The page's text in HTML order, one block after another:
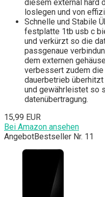
diesem external hard
loslegen und von
Schnelle und Stabile
festplatte 1tb usb c
und verkürzt so die
passgenaue
dem externen
verbessert zudem
dauerbetrieb
und gewährleistet so
datenübertragung.
15,99 EUR
Bei Amazon ansehen
AngebotBestseller Nr. 11